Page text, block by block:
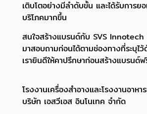
เติบโตอย่างมีลำดับขั้น และได้รับการย
บริโภคมากขึ้น
สนใจสร้างแบรนด์กับ SVS
มาสอบถามก่อนได้ตามช่องทางที่ระบุไว้
เรายินดีให้คาปรึกษาก่อนสร้างแบรนด์ฟ
โรงงานเครื่องสำอางและโรงงานอาหา
บริษัท เอสวีเอส อินโนเทค จำกัด